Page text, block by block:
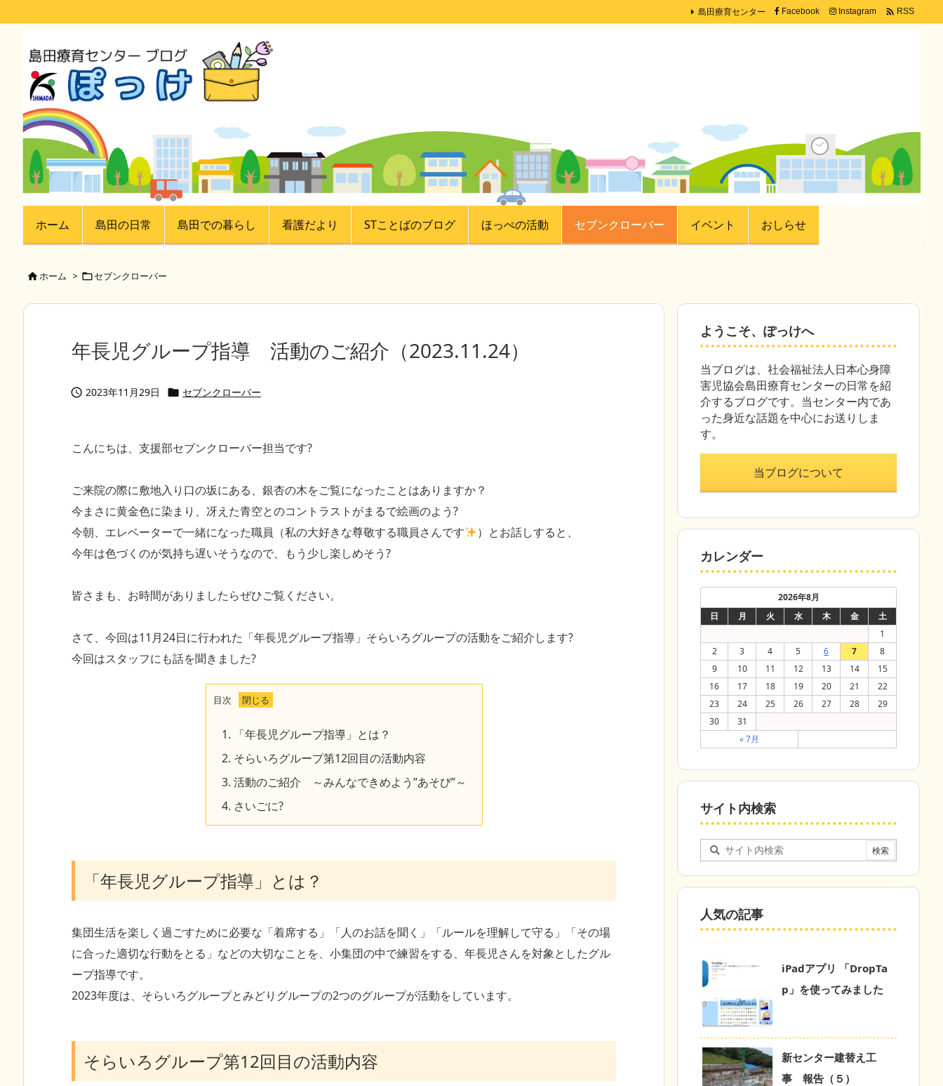
ホーム 島田の日常 島田での暮らし 看護だより STことばのブログ ほっぺの活動 セブンクローバー イベント おしらせ
島田療育センター Facebook Instagram  RSS
ホーム > セブンクローバー
年長児グループ指導 活動のご紹介（2023.11.24）
 2023年11月29日  セブンクローバー
こんにちは、支援部セブンクローバー担当です?
ご来院の際に敷地入り口の坂にある、銀杏の木をご覧になったことはありますか？
今まさに黄金色に染まり、冴えた青空とのコントラストがまるで絵画のよう?
今朝、エレベーターで一緒になった職員（私の大好きな尊敬する職員さんです
）とお話しすると、
今年は色づくのが気持ち遅いそうなので、もう少し楽しめそう?
皆さまも、お時間がありましたらぜひご覧ください。
さて、今回は11月24日に行われた「年長児グループ指導」そらいろグループの活動をご紹介します?
今回はスタッフにも話を聞きました?
目次
1. 「年長児グループ指導」とは？
2. そらいろグループ第12回目の活動内容
3. 活動のご紹介 ～みんなできめよう”あそび”～
4. さいごに?
「年長児グループ指導」とは？
集団生活を楽しく過ごすために必要な「着席する」「人のお話を聞く」「ルールを理解して守る」「その場
に合った適切な行動をとる」などの大切なことを、小集団の中で練習をする、年長児さんを対象としたグル
ープ指導です。
2023年度は、そらいろグループとみどりグループの2つのグループが活動をしています。
そらいろグループ第12回目の活動内容
ようこそ、ぽっけへ
当ブログは、社会福祉法人日本心身障
害児協会島田療育センターの日常を紹
介するブログです。当センター内であ
った身近な話題を中心にお送りしま
す。
当ブログについて
カレンダー
2026年8月
日
月 火 水 木 金
土
1
2
3 4 5 6 7
8
9
10 11 12 13 14
15
16
17 18 19 20 21
22
23
24 25 26 27 28
29
30
31
« 7月
サイト内検索
人気の記事
iPadアプリ 「DropTa
p」を使ってみました
新センター建替え工
事 報告（５）